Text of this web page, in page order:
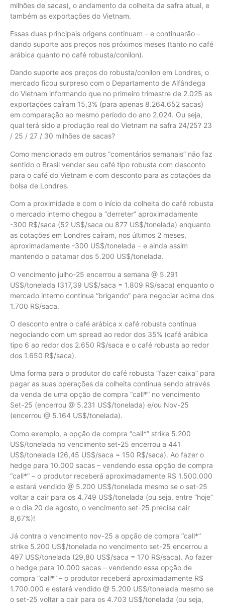
milhões de sacas), o andamento da colheita da safra atual, e
também as exportações do Vietnam.
Essas duas principais origens continuam – e continuarão –
dando suporte aos preços nos próximos meses (tanto no café
arábica quanto no café robusta/conilon).
Dando suporte aos preços do robusta/conilon em Londres, o
mercado ficou surpreso com o Departamento de Alfândega
do Vietnam informando que no primeiro trimestre de 2.025 as
exportações caíram 15,3% (para apenas 8.264.652 sacas)
em comparação ao mesmo período do ano 2.024. Ou seja,
qual terá sido a produção real do Vietnam na safra 24/25? 23
/ 25 / 27 / 30 milhões de sacas?
Como mencionado em outros “comentários semanais” não faz
sentido o Brasil vender seu café tipo robusta com desconto
para o café do Vietnam e com desconto para as cotações da
bolsa de Londres.
Com a proximidade e com o início da colheita do café robusta
o mercado interno chegou a “derreter” aproximadamente
-300 R$/saca (52 US$/saca ou 877 US$/tonelada) enquanto
as cotações em Londres caíram, nos últimos 2 meses,
aproximadamente -300 US$/tonelada – e ainda assim
mantendo o patamar dos 5.200 US$/tonelada.
O vencimento julho-25 encerrou a semana @ 5.291
US$/tonelada (317,39 US$/saca = 1.809 R$/saca) enquanto o
mercado interno continua “brigando” para negociar acima dos
1.700 R$/saca.
O desconto entre o café arábica x café robusta continua
negociando com um spread ao redor dos 35% (café arábica
tipo 6 ao redor dos 2.650 R$/saca e o café robusta ao redor
dos 1.650 R$/saca).
Uma forma para o produtor do café robusta “fazer caixa” para
pagar as suas operações da colheita continua sendo através
da venda de uma opção de compra “call*” no vencimento
Set-25 (encerrou @ 5.231 US$/tonelada) e/ou Nov-25
(encerrou @ 5.164 US$/tonelada).
Como exemplo, a opção de compra “call*” strike 5.200
US$/tonelada no vencimento set-25 encerrou a 441
US$/tonelada (26,45 US$/saca = 150 R$/saca). Ao fazer o
hedge para 10.000 sacas – vendendo essa opção de compra
“call*” – o produtor receberá aproximadamente R$ 1.500.000
e estará vendido @ 5.200 US$/tonelada mesmo se o set-25
voltar a cair para os 4.749 US$/tonelada (ou seja, entre “hoje”
e o dia 20 de agosto, o vencimento set-25 precisa cair
8,67%)!
Já contra o vencimento nov-25 a opção de compra “call*”
strike 5.200 US$/tonelada no vencimento set-25 encerrou a
497 US$/tonelada (29,80 US$/saca = 170 R$/saca). Ao fazer
o hedge para 10.000 sacas – vendendo essa opção de
compra “call*” – o produtor receberá aproximadamente R$
1.700.000 e estará vendido @ 5.200 US$/tonelada mesmo se
o set-25 voltar a cair para os 4.703 US$/tonelada (ou seja,